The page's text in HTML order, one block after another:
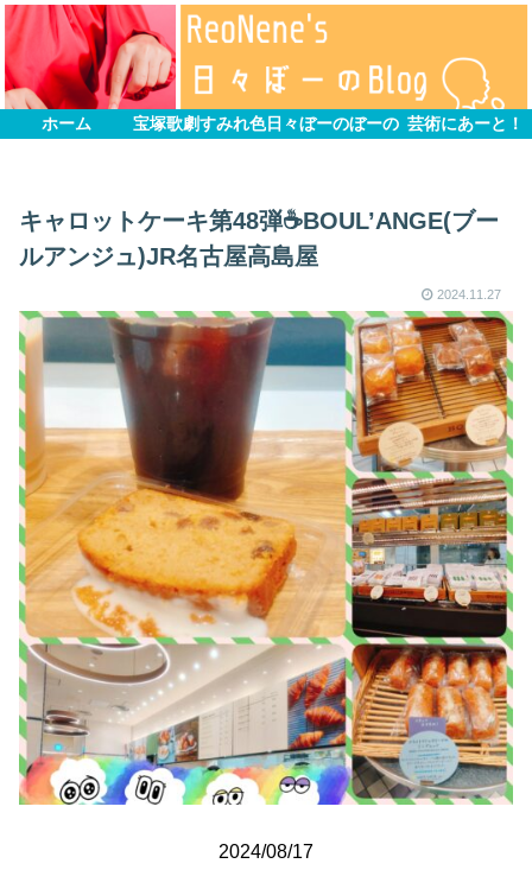
ホーム 宝塚歌劇すみれ色日々ぼーのぼーの 芸術にあーと！
キャロットケーキ第48弾☕BOUL’ANGE(ブー
ルアンジュ)JR名古屋高島屋
2024.11.27
2024/08/17